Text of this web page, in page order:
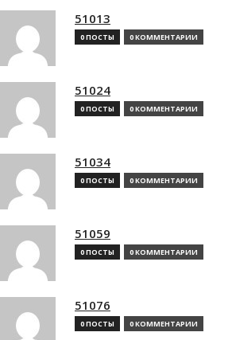
51013
0 ПОСТЫ 0 КОММЕНТАРИИ
51024
0 ПОСТЫ 0 КОММЕНТАРИИ
51034
0 ПОСТЫ 0 КОММЕНТАРИИ
51059
0 ПОСТЫ 0 КОММЕНТАРИИ
51076
0 ПОСТЫ 0 КОММЕНТАРИИ